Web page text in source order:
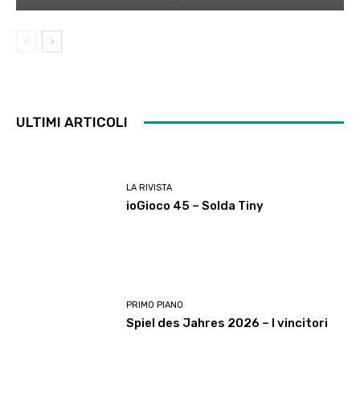
ULTIMI ARTICOLI
LA RIVISTA
ioGioco 45 – Solda Tiny
PRIMO PIANO
Spiel des Jahres 2026 – I vincitori